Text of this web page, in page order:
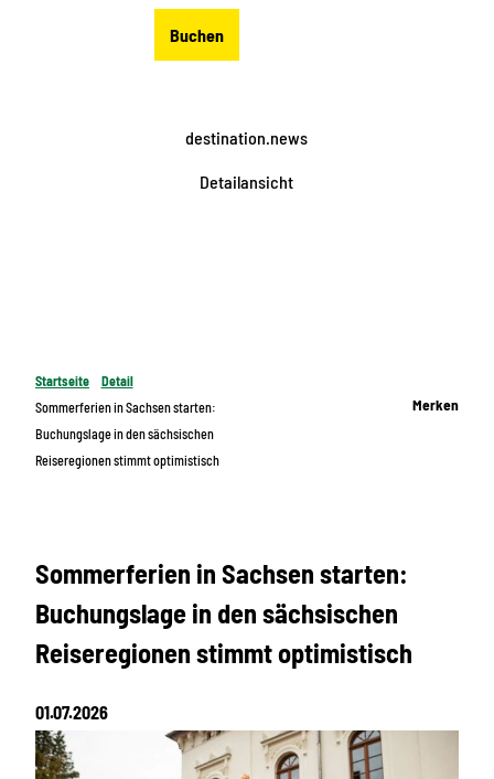
Buchen
destination.news
Detailansicht
Startseite
Detail
Sommerferien in Sachsen starten:
Buchungslage in den sächsischen
Reiseregionen stimmt optimistisch
Merken
Sommerferien in Sachsen starten:
Buchungslage in den sächsischen
Reiseregionen stimmt optimistisch
01.07.2026